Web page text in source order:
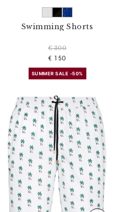
Swimming Shorts
€ 300
€ 150
SUMMER SALE -50%